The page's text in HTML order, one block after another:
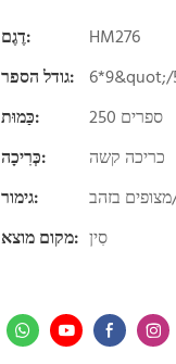
דֶגֶם:
HM276
גודל הספר:
כַּמוּת:
250 ספרים
כְּרִיכָה:
כריכה קשה
גימור:
בזהב
מקום מוצא: סִין